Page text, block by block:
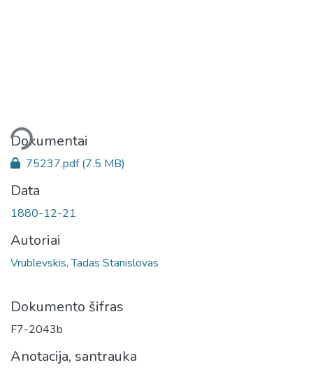
Dokumentai
75237.pdf(7.5 MB)
Data
1880-12-21
Autoriai
Vrublevskis, Tadas Stanislovas
Dokumento šifras
F7-2043b
Anotacija, santrauka